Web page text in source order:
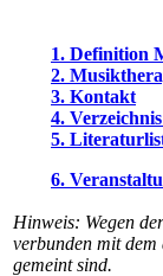
1. Definition
2.
3. Kontakt
4.
5.
6.
Hinweis: Wegen
verbunden mit
gemeint sind.